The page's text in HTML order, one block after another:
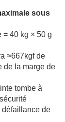
sous
= 40 kg × 50 g
≈667kgf de
de la marge de
tombe à
défaillance de